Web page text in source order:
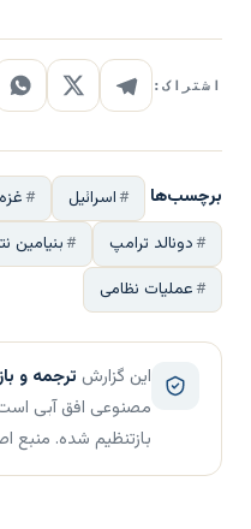
اشتراک:
برچسب‌ها اسرائیل غزه
دونالد ترامپ
بنیامین
عملیات نظامی
این گزارش ترجمه و
مصنوعی افق آبی است
بازتنظیم شده. منبع